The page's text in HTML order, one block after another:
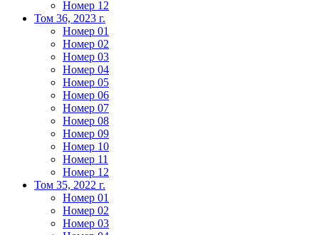
Номер 12
Том 36, 2023 г.
Номер 01
Номер 02
Номер 03
Номер 04
Номер 05
Номер 06
Номер 07
Номер 08
Номер 09
Номер 10
Номер 11
Номер 12
Том 35, 2022 г.
Номер 01
Номер 02
Номер 03